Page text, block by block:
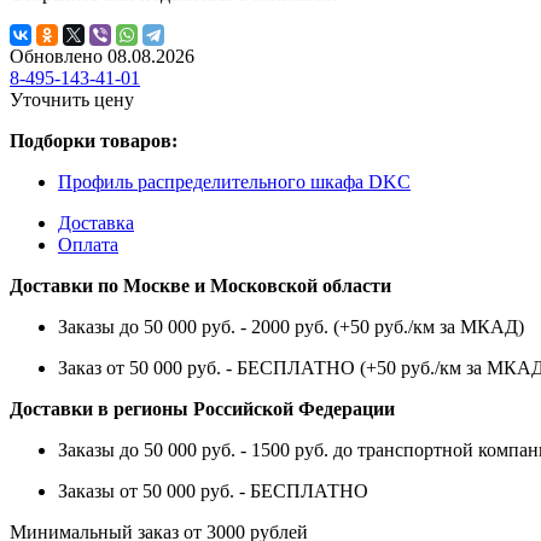
Обновлено 08.08.2026
8-495-143-41-01
Уточнить цену
Подборки товаров:
Профиль распределительного шкафа DKC
Доставка
Оплата
Доставки по Москве и Московской области
Заказы до 50 000 руб. - 2000 руб. (+50 руб./км за МКАД)
Заказ от 50 000 руб. - БЕСПЛАТНО (+50 руб./км за
Доставки в регионы Российской Федерации
Заказы до 50 000 руб. - 1500 руб. до транспортной
Заказы от 50 000 руб. - БЕСПЛАТНО
Минимальный заказ от 3000 рублей